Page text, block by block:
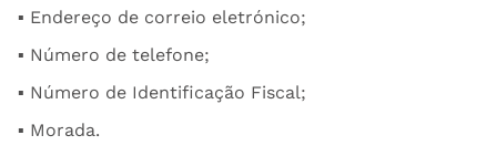
▪ Endereço de correio eletrónico;
▪ Número de telefone;
▪ Número de Identificação Fiscal;
▪ Morada.